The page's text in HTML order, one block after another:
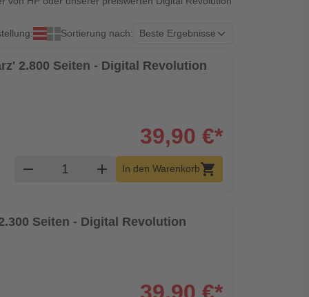
Sortierung nach:
2.800 Seiten - Digital Revolution
39,90 €*
remove Produkt Warenkorb Menge
add In den Warenkorbshopping_cart
Seiten - Digital Revolution